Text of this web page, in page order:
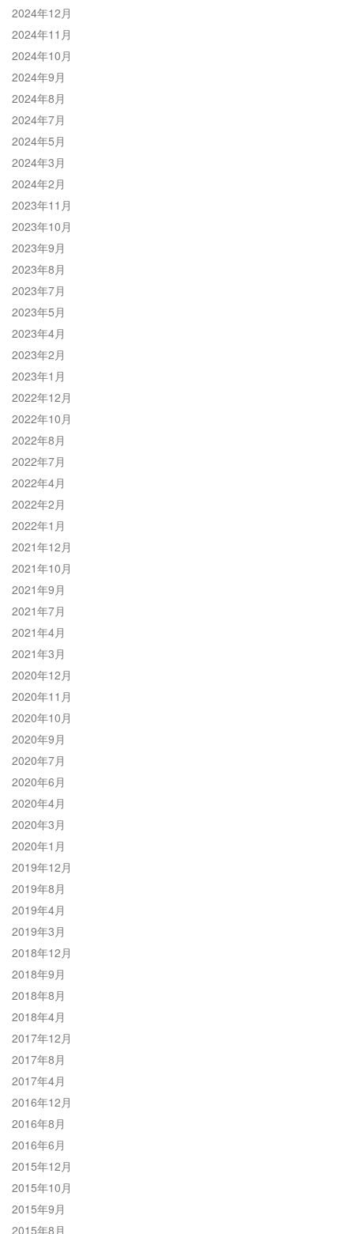
2024年12月
2024年11月
2024年10月
2024年9月
2024年8月
2024年7月
2024年5月
2024年3月
2024年2月
2023年11月
2023年10月
2023年9月
2023年8月
2023年7月
2023年5月
2023年4月
2023年2月
2023年1月
2022年12月
2022年10月
2022年8月
2022年7月
2022年4月
2022年2月
2022年1月
2021年12月
2021年10月
2021年9月
2021年7月
2021年4月
2021年3月
2020年12月
2020年11月
2020年10月
2020年9月
2020年7月
2020年6月
2020年4月
2020年3月
2020年1月
2019年12月
2019年8月
2019年4月
2019年3月
2018年12月
2018年9月
2018年8月
2018年4月
2017年12月
2017年8月
2017年4月
2016年12月
2016年8月
2016年6月
2015年12月
2015年10月
2015年9月
2015年8月